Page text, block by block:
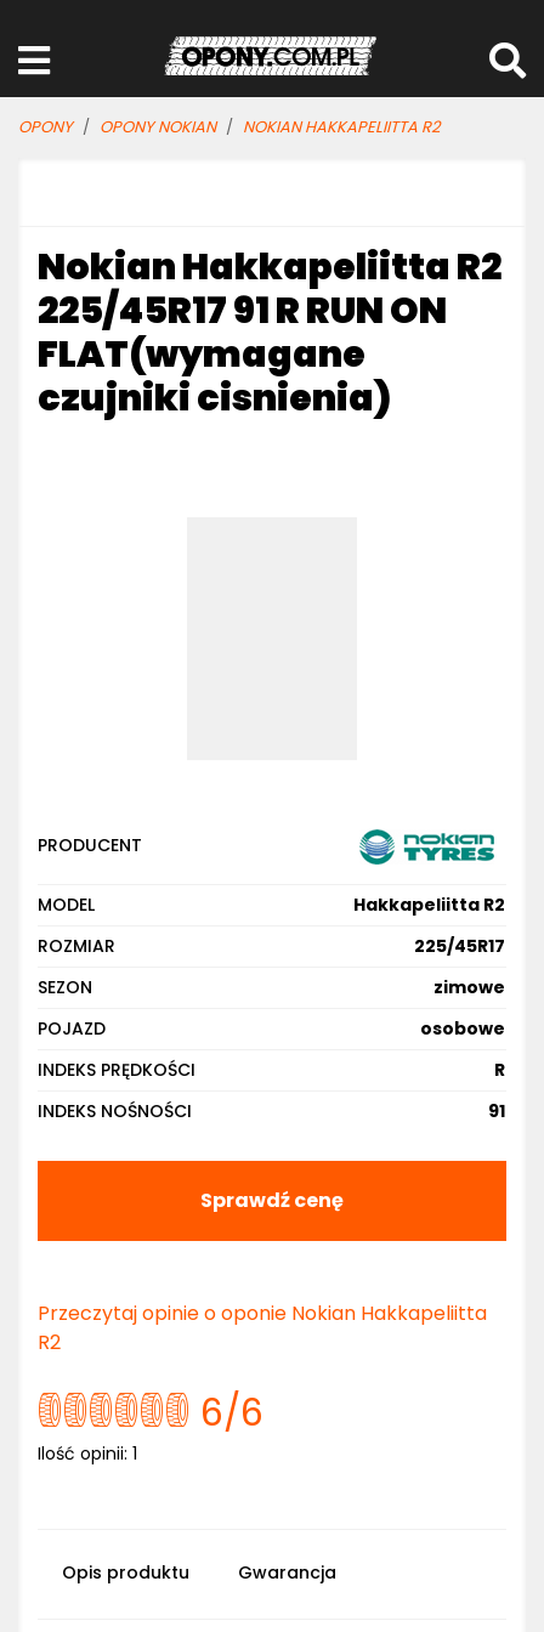
OPONY OPONY NOKIAN NOKIAN HAKKAPELIITTA R2
Nokian Hakkapeliitta R2
225/45R17 91 R RUN ON
FLAT(wymagane
czujniki cisnienia)
PRODUCENT
MODEL
Hakkapeliitta R2
ROZMIAR
225/45R17
SEZON
zimowe
POJAZD
osobowe
INDEKS PRĘDKOŚCI
R
INDEKS NOŚNOŚCI
91
Sprawdź cenę
Przeczytaj opinie o oponie Nokian Hakkapeliitta
R2
6/6
Ilość opinii: 1
Opis produktu Gwarancja